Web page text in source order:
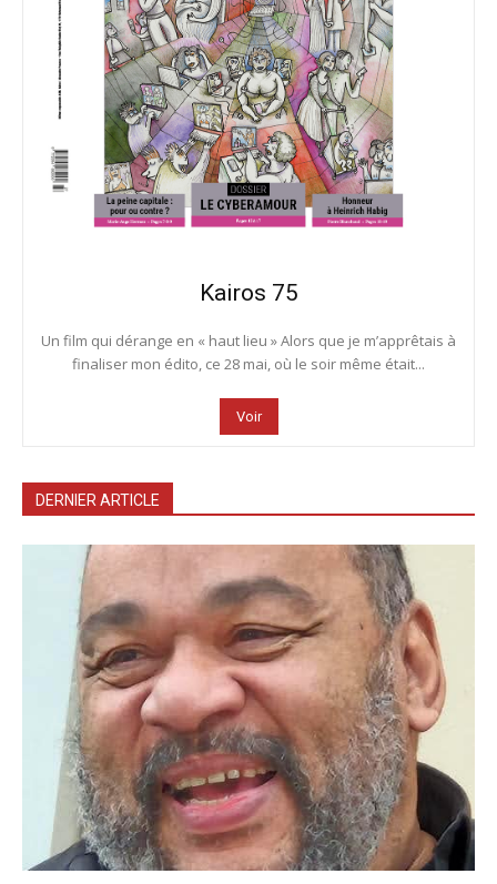
Kairos 75
Un film qui dérange en « haut lieu » Alors que je m’apprêtais à
finaliser mon édito, ce 28 mai, où le soir même était...
Voir
DERNIER ARTICLE